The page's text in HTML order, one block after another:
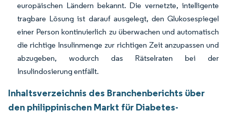
europäischen Ländern bekannt. Die vernetzte, intelligente
tragbare Lösung ist darauf ausgelegt, den Glukosespiegel
einer Person kontinuierlich zu überwachen und automatisch
die richtige Insulinmenge zur richtigen Zeit anzupassen und
abzugeben, wodurch das Rätselraten bei der
Insulindosierung entfällt.
Inhaltsverzeichnis des Branchenberichts über
den philippinischen Markt für Diabetes-